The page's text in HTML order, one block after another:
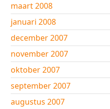
maart 2008
januari 2008
december 2007
november 2007
oktober 2007
september 2007
augustus 2007